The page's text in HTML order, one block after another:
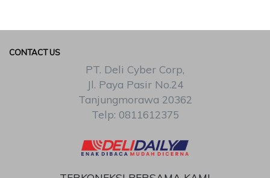
CONTACT US
PT. Deli Cyber Corp,
Jl. Paya Pasir No.24
Tanjungmorawa 20362
Telp: 0811612375